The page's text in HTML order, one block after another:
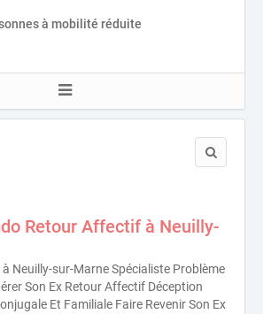
à mobilité réduite
Retour Affectif à Neuilly-
Neuilly-sur-Marne Spécialiste Problème
Son Ex Retour Affectif Déception
Et Familiale Faire Revenir Son Ex